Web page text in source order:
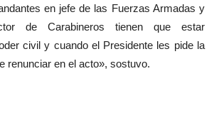
en jefe de las Fuerzas Armadas y
de Carabineros tienen que estar
civil y cuando el Presidente les pide la
renunciar en el acto», sostuvo.